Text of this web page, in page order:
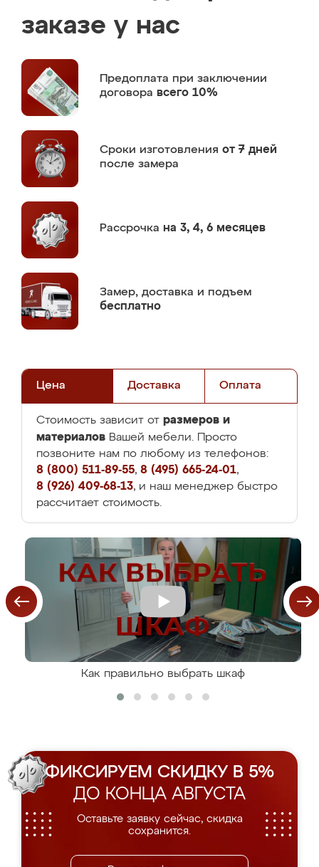
заказе у нас
Предоплата при заключении
договора всего 10%
Сроки изготовления от 7 дней
после замера
Рассрочка на 3, 4, 6 месяцев
Замер, доставка и подъем
бесплатно
Цена Доставка Оплата
Стоимость зависит от размеров и
материалов Вашей мебели. Просто
позвоните нам по любому из телефонов:
8 (800) 511-89-55, 8 (495) 665-24-01,
8 (926) 409-68-13, и наш менеджер быстро
рассчитает стоимость.
Как правильно выбрать шкаф
ФИКСИРУЕМ СКИДКУ В 5%
ДО КОНЦА АВГУСТА
Оставьте заявку сейчас, скидка
сохранится.